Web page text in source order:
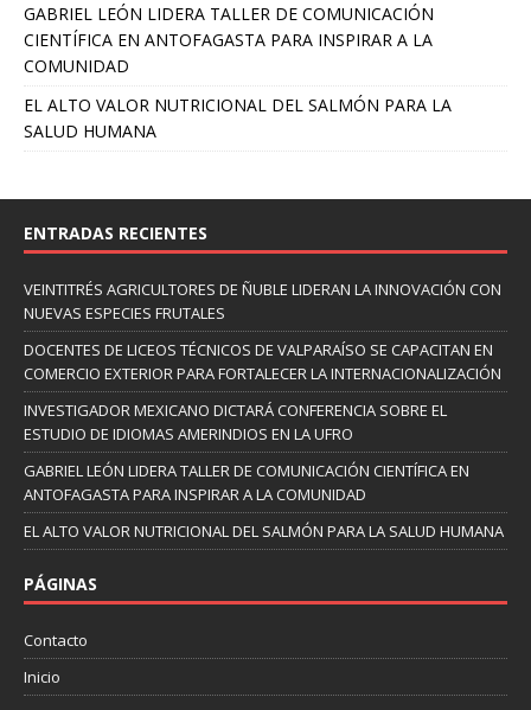
GABRIEL LEÓN LIDERA TALLER DE COMUNICACIÓN
CIENTÍFICA EN ANTOFAGASTA PARA INSPIRAR A LA
COMUNIDAD
EL ALTO VALOR NUTRICIONAL DEL SALMÓN PARA LA
SALUD HUMANA
ENTRADAS RECIENTES
VEINTITRÉS AGRICULTORES DE ÑUBLE LIDERAN LA INNOVACIÓN CON
NUEVAS ESPECIES FRUTALES
DOCENTES DE LICEOS TÉCNICOS DE VALPARAÍSO SE CAPACITAN EN
COMERCIO EXTERIOR PARA FORTALECER LA INTERNACIONALIZACIÓN
INVESTIGADOR MEXICANO DICTARÁ CONFERENCIA SOBRE EL
ESTUDIO DE IDIOMAS AMERINDIOS EN LA UFRO
GABRIEL LEÓN LIDERA TALLER DE COMUNICACIÓN CIENTÍFICA EN
ANTOFAGASTA PARA INSPIRAR A LA COMUNIDAD
EL ALTO VALOR NUTRICIONAL DEL SALMÓN PARA LA SALUD HUMANA
PÁGINAS
Contacto
Inicio